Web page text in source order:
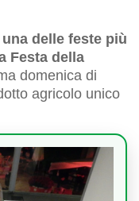
una delle feste più
Festa della
domenica di
agricolo unico